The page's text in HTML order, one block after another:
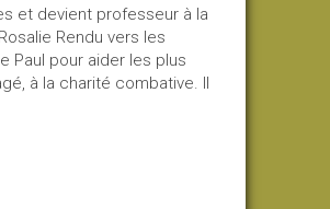
et devient professeur à la
Rendu vers les
Paul pour aider les plus
à la charité combative. Il